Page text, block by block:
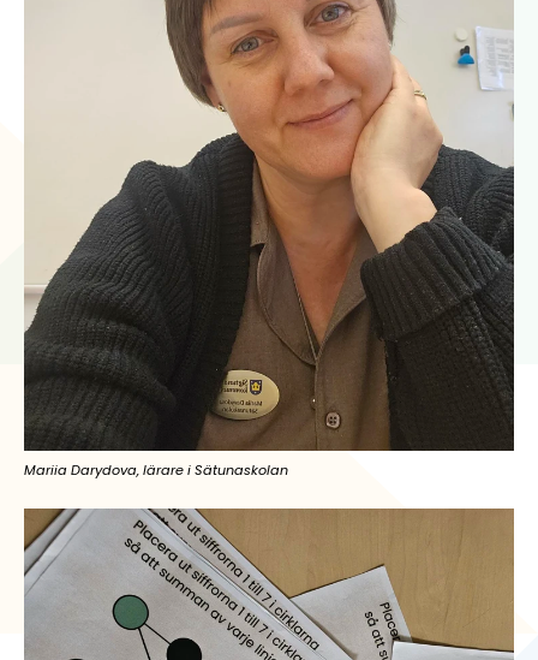
Mariia Darydova, lärare i Sätunaskolan